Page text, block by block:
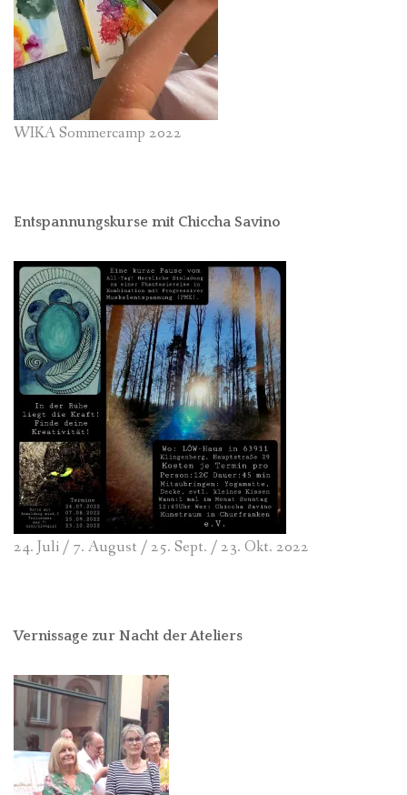
WIKA Sommercamp 2022
Entspannungskurse mit Chiccha Savino
24. Juli / 7. August / 25. Sept. / 23. Okt. 2022
Vernissage zur Nacht der Ateliers